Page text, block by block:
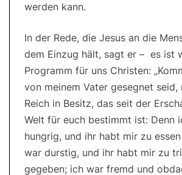
werden kann.
In der Rede, die Jesus an die
dem Einzug hält, sagt er – es ist
Programm für uns Christen:
von meinem Vater gesegnet seid,
Reich in Besitz, das seit der
Welt für euch bestimmt ist: Denn
hungrig, und ihr habt mir zu
war durstig, und ihr habt mir zu
gegeben; ich war fremd und